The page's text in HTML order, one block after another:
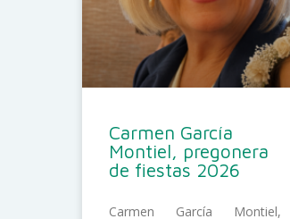
Carmen García
Montiel, pregonera
de fiestas 2026
Carmen García Montiel,